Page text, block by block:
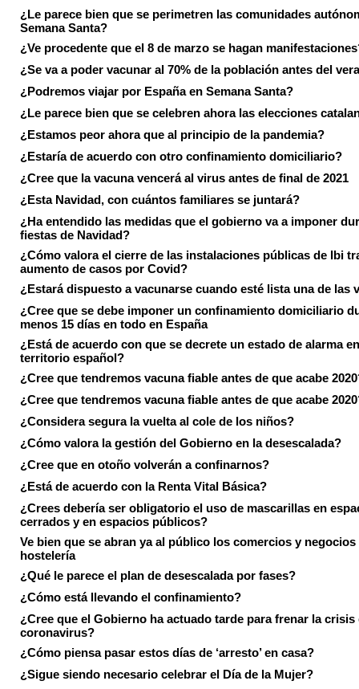
¿Le parece bien que se perimetren las comunidades
Semana Santa?
¿Ve procedente que el 8 de marzo se hagan
¿Se va a poder vacunar al 70% de la población antes del
¿Podremos viajar por España en Semana Santa?
¿Le parece bien que se celebren ahora las elecciones
¿Estamos peor ahora que al principio de la pandemia?
¿Estaría de acuerdo con otro confinamiento domiciliario?
¿Cree que la vacuna vencerá al virus antes de final de 2021
¿Esta Navidad, con cuántos familiares se juntará?
¿Ha entendido las medidas que el gobierno va a imponer
fiestas de Navidad?
¿Cómo valora el cierre de las instalaciones públicas de Ibi
aumento de casos por Covid?
¿Estará dispuesto a vacunarse cuando esté lista una de las
¿Cree que se debe imponer un confinamiento domiciliario
menos 15 días en todo en España
¿Está de acuerdo con que se decrete un estado de alarma
territorio español?
¿Cree que tendremos vacuna fiable antes de que acabe
¿Cree que tendremos vacuna fiable antes de que acabe
¿Considera segura la vuelta al cole de los niños?
¿Cómo valora la gestión del Gobierno en la desescalada?
¿Cree que en otoño volverán a confinarnos?
¿Está de acuerdo con la Renta Vital Básica?
¿Crees debería ser obligatorio el uso de mascarillas en
cerrados y en espacios públicos?
Ve bien que se abran ya al público los comercios y negocios
hostelería
¿Qué le parece el plan de desescalada por fases?
¿Cómo está llevando el confinamiento?
¿Cree que el Gobierno ha actuado tarde para frenar la crisis
coronavirus?
¿Cómo piensa pasar estos días de ‘arresto’ en casa?
¿Sigue siendo necesario celebrar el Día de la Mujer?